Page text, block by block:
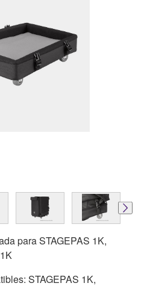
para STAGEPAS 1K,
STAGEPAS 1K,